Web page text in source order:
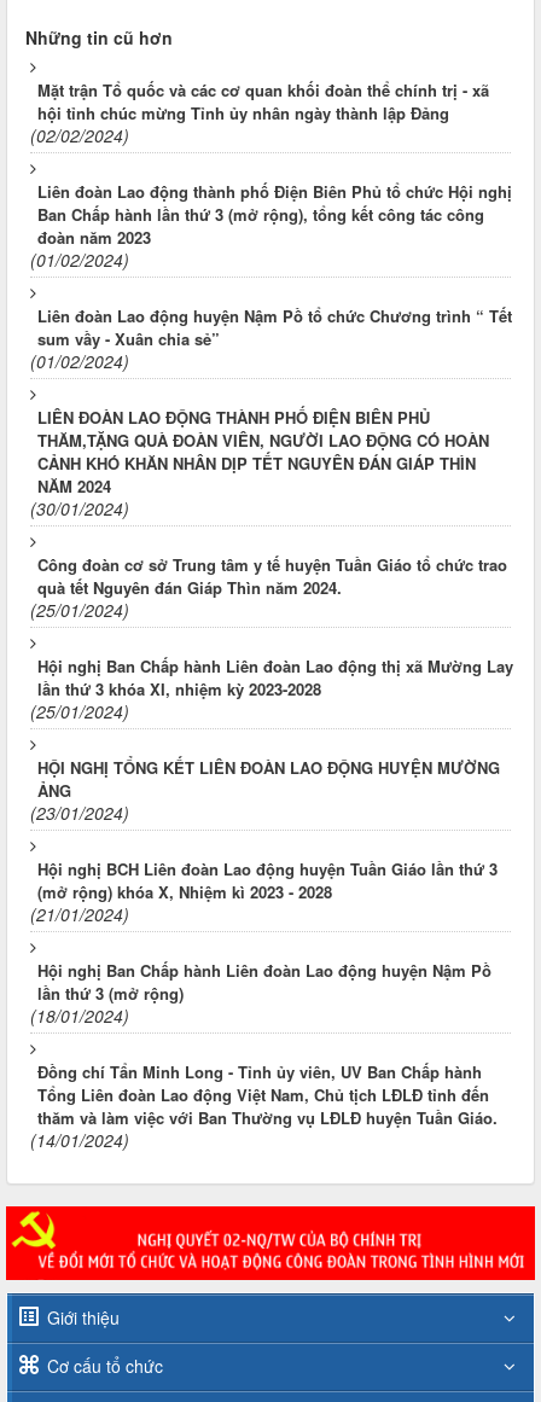
Những tin cũ hơn
Mặt trận Tổ quốc và các cơ quan khối đoàn thể chính trị - xã
hội tỉnh chúc mừng Tỉnh ủy nhân ngày thành lập Đảng
(02/02/2024)
Liên đoàn Lao động thành phố Điện Biên Phủ tổ chức Hội nghị
Ban Chấp hành lần thứ 3 (mở rộng), tổng kết công tác công
đoàn năm 2023
(01/02/2024)
Liên đoàn Lao động huyện Nậm Pồ tổ chức Chương trình “ Tết
sum vầy - Xuân chia sẻ”
(01/02/2024)
LIÊN ĐOÀN LAO ĐỘNG THÀNH PHỐ ĐIỆN BIÊN PHỦ
THĂM,TẶNG QUÀ ĐOÀN VIÊN, NGƯỜI LAO ĐỘNG CÓ HOÀN
CẢNH KHÓ KHĂN NHÂN DỊP TẾT NGUYÊN ĐÁN GIÁP THÌN
NĂM 2024
(30/01/2024)
Công đoàn cơ sở Trung tâm y tế huyện Tuần Giáo tổ chức trao
quà tết Nguyên đán Giáp Thìn năm 2024.
(25/01/2024)
Hội nghị Ban Chấp hành Liên đoàn Lao động thị xã Mường Lay
lần thứ 3 khóa XI, nhiệm kỳ 2023-2028
(25/01/2024)
HỘI NGHỊ TỔNG KẾT LIÊN ĐOÀN LAO ĐỘNG HUYỆN MƯỜNG
ẢNG
(23/01/2024)
Hội nghị BCH Liên đoàn Lao động huyện Tuần Giáo lần thứ 3
(mở rộng) khóa X, Nhiệm kì 2023 - 2028
(21/01/2024)
Hội nghị Ban Chấp hành Liên đoàn Lao động huyện Nậm Pồ
lần thứ 3 (mở rộng)
(18/01/2024)
Đồng chí Tẩn Minh Long - Tỉnh ủy viên, UV Ban Chấp hành
Tổng Liên đoàn Lao động Việt Nam, Chủ tịch LĐLĐ tỉnh đến
thăm và làm việc với Ban Thường vụ LĐLĐ huyện Tuần Giáo.
(14/01/2024)
Giới thiệu
Cơ cấu tổ chức